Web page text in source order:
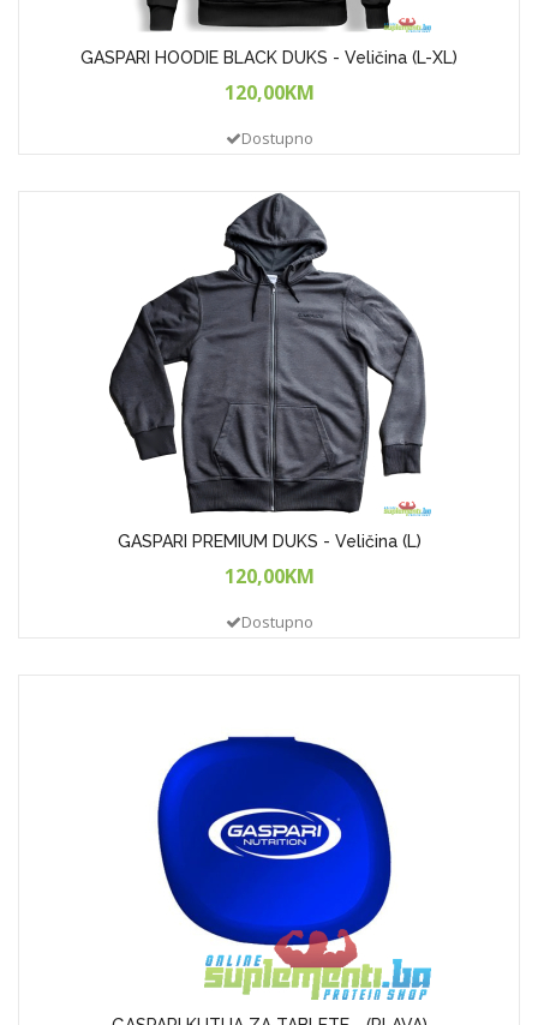
GASPARI HOODIE BLACK DUKS - Veličina (L-XL)
120,00KM
Dostupno
GASPARI PREMIUM DUKS - Veličina (L)
120,00KM
Dostupno